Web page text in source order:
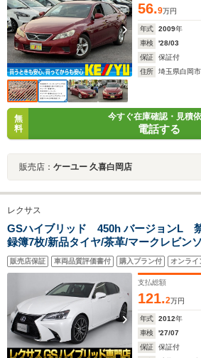
56.9万円
年式 2009年
車検
'28/03
保証
保証付
住所
埼玉県白岡市
無
料
今すぐ在庫確認・見積
電話する
販売店： ケーユー 久喜白岡店
レクサス
GSハイブリッド 450h バージョンL
録簿7枚/新品タイヤ/茶革/マークレビン
スピンドルエアロ/HUD/クリアランスソ
ト/電動シート/クルーズコントロール/
ト/HDDマルチナビ/Bluetooth
販売店保証 車両品質評価書付 購入プラン付 オンライ
支払総額
121.2万円
年式 2012年
車検
'27/07
保証
保証付